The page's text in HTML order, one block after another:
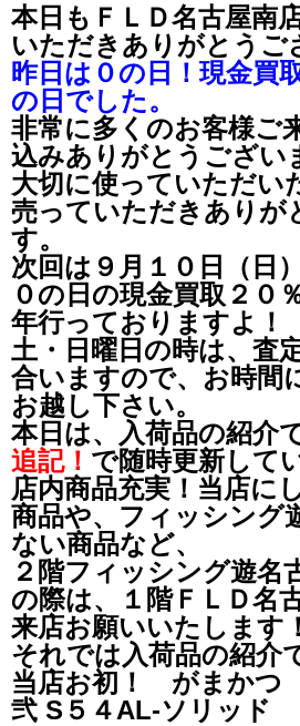
本日もＦＬＤ名古屋南
いただきありがとうご
昨日は０の日！現金買
の日でした。
非常に多くのお客様ご
込みありがとうござい
大切に使っていただい
売っていただきありが
す。
次回は９月１０日（日
０の日の現金買取２０
年行っておりますよ！
土・日曜日の時は、査
合いますので、お時間
お越し下さい。
本日は、入荷品の紹介
追記！ で随時更新して
店内商品充実！当店に
商品や、フィッシング
ない商品など、
２階フィッシング遊名
の際は、１階ＦＬＤ名
来店お願いいたします！
それでは入荷品の紹介
当店お初！ がまかつ
弐 S５４AL-ソリッド